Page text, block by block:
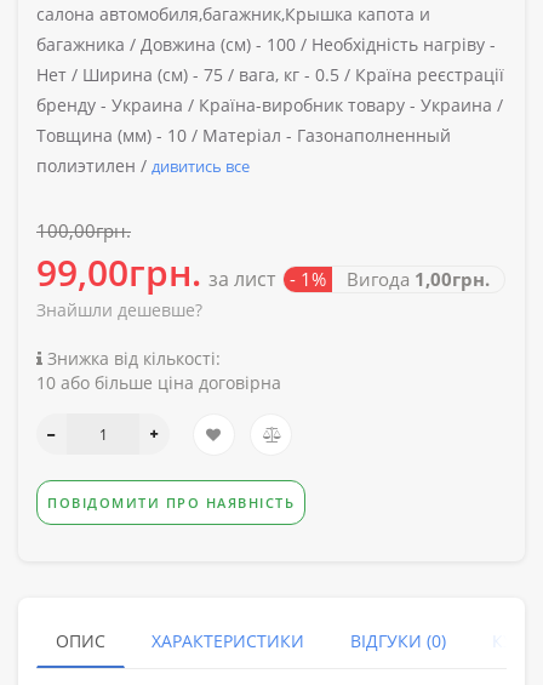
салона автомобиля,багажник,Крышка капота и
багажника / Довжина (см) - 100 / Необхідність нагріву -
Нет / Ширина (см) - 75 / вага, кг - 0.5 / Країна реєстрації
бренду - Украина / Країна-виробник товару - Украина /
Товщина (мм) - 10 / Матеріал - Газонаполненный
полиэтилен / дивитись все
100,00грн.
99,00грн. за лист - 1% Вигода 1,00грн.
Знайшли дешевше?
Знижка від кількості:
10 або більше ціна договірна
ПОВІДОМИТИ ПРО НАЯВНІСТЬ
ОПИС ХАРАКТЕРИСТИКИ ВІДГУКИ (0)